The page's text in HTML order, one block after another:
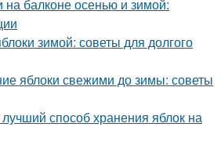
на балконе осенью и зимой:
зимой: советы для долгого
яблоки свежими до зимы: советы
способ хранения яблок на